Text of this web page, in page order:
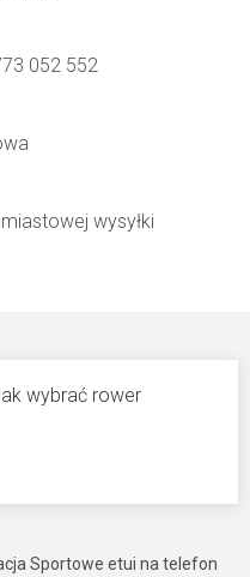
052 552
wysyłki
wybrać rower
Sportowe etui na telefon